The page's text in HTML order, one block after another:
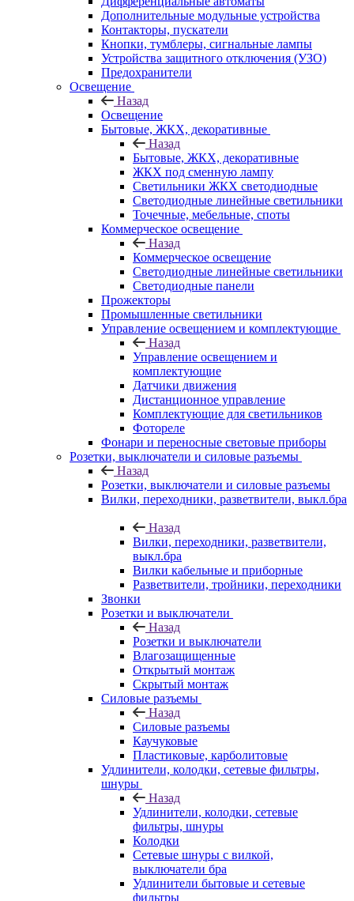
Дополнительные модульные устройства
Контакторы, пускатели
Кнопки, тумблеры, сигнальные лампы
Устройства защитного отключения (УЗО)
Предохранители
Освещение
Назад
Освещение
Бытовые, ЖКХ, декоративные
Назад
Бытовые, ЖКХ, декоративные
ЖКХ под сменную лампу
Светильники ЖКХ светодиодные
Светодиодные линейные светильники
Точечные, мебельные, споты
Коммерческое освещение
Назад
Коммерческое освещение
Светодиодные линейные светильники
Светодиодные панели
Прожекторы
Промышленные светильники
Управление освещением и комплектующие
Назад
Управление освещением и
комплектующие
Датчики движения
Дистанционное управление
Комплектующие для светильников
Фотореле
Фонари и переносные световые приборы
Розетки, выключатели и силовые разъемы
Назад
Розетки, выключатели и силовые разъемы
Вилки, переходники, разветвители, выкл.бра
Назад
Вилки, переходники, разветвители,
выкл.бра
Вилки кабельные и приборные
Разветвители, тройники, переходники
Звонки
Розетки и выключатели
Назад
Розетки и выключатели
Влагозащищенные
Открытый монтаж
Скрытый монтаж
Силовые разъемы
Назад
Силовые разъемы
Каучуковые
Пластиковые, карболитовые
Удлинители, колодки, сетевые фильтры,
шнуры
Назад
Удлинители, колодки, сетевые
фильтры, шнуры
Колодки
Сетевые шнуры с вилкой,
выключатели бра
Удлинители бытовые и сетевые
фильтры